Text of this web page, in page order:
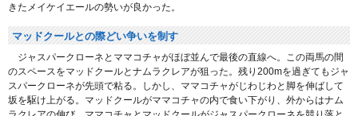
きたメイケイエールの勢いが良かった。
マッドクールとの際どい争いを制す
ジャスパークローネとママコチャがほぼ並んで最後の直線へ。この両馬の間
のスペースをマッドクールとナムラクレアが狙った。残り200mを過ぎてもジャ
スパークローネが先頭で粘る。しかし、ママコチャがじわじわと脚を伸ばして
坂を駆け上がる。マッドクールがママコチャの内で食い下がり、外からはナム